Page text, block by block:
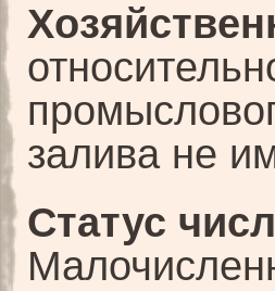
залива не
Статус